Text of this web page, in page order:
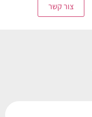
צור קשר